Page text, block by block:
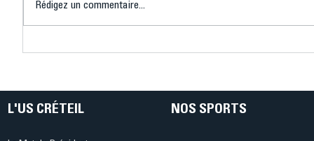
Rédigez un commentaire...
L'US CRÉTEIL NOS SPORTS